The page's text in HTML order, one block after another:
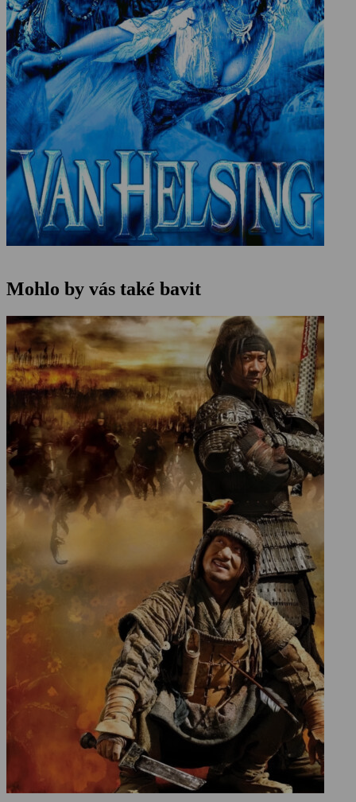
Mohlo by vás také bavit